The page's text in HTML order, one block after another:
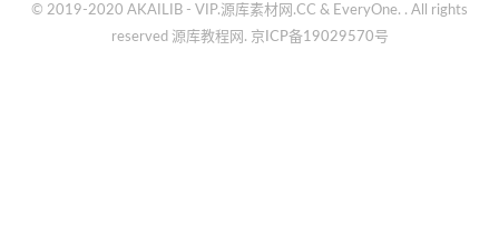
© 2019-2020 AKAILIB - VIP.源库素材网.CC & EveryOne. . All rights
reserved 源库教程网. 京ICP备19029570号